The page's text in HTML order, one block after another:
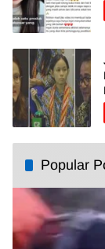
Popular